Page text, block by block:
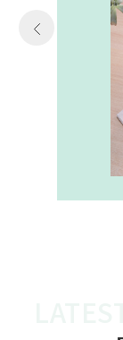
置開
延伸
面更
內建
的連續與準
效縮
裝置
品能
位內